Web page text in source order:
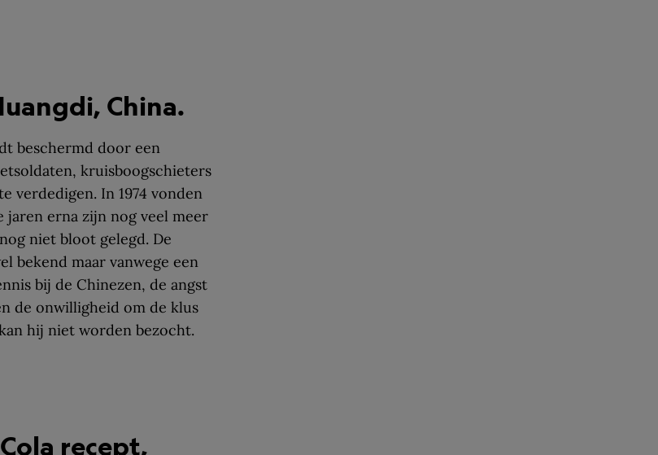
China.
beschermd door een
kruisboogschieters
verdedigen. In 1974 vonden
erna zijn nog veel meer
niet bloot gelegd. De
bekend maar vanwege een
bij de Chinezen, de angst
de onwilligheid om de klus
hij niet worden bezocht.
recept,